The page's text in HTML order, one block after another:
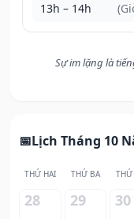
13h – 14h
Sự im lặng là
Lịch Tháng 10
THỨ HAI THỨ BA
28 29 30